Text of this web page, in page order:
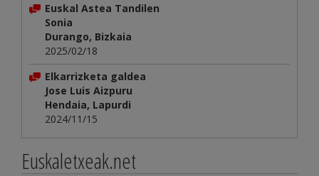
Euskal Astea Tandilen
Sonia
Durango, Bizkaia
2025/02/18
Elkarrizketa galdea
Jose Luis Aizpuru
Hendaia, Lapurdi
2024/11/15
Euskaletxeak.net